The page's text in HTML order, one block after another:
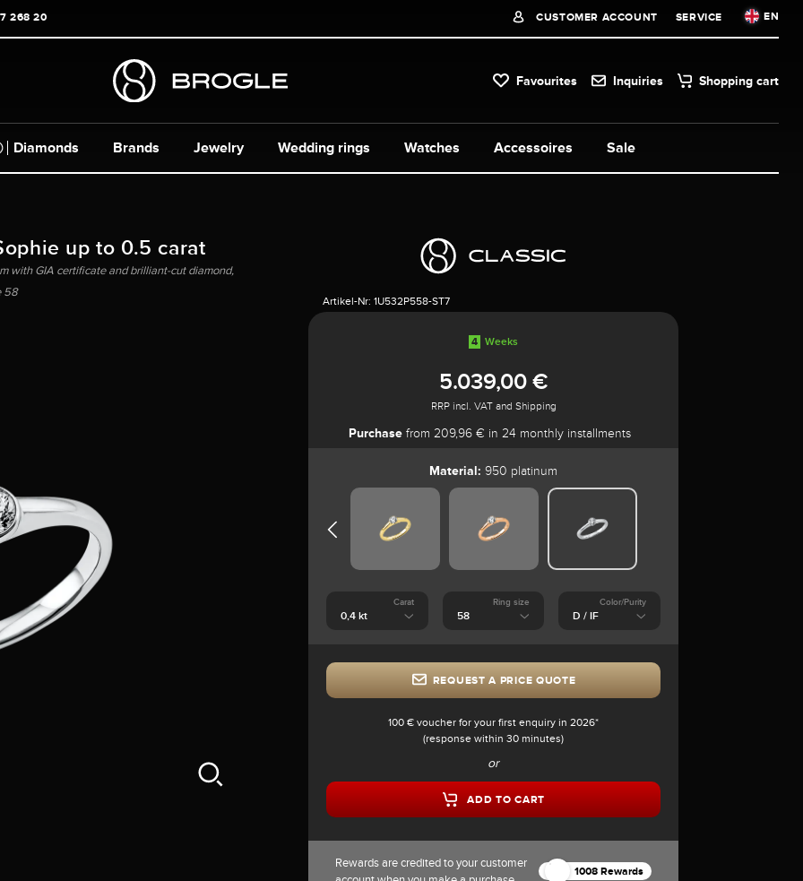
268 20 CUSTOMER ACCOUNT SERVICE EN
Favourites Inquiries Shopping cart
Diamonds Brands Jewelry Watches Accessoires Sale
Wedding rings
up to 0.5 carat
with GIA certificate and brilliant-cut diamond,
58
Artikel-Nr: 1U532P558-ST7
4 Weeks
5.039,00 €
RRP incl. VAT and Shipping
Purchase from 209,96 € in 24 monthly installments
Material: 950 platinum
Carat Ring size Color/Purity
REQUEST A PRICE QUOTE
100 € voucher for your first enquiry in 2026*
(response within 30 minutes)
or
ADD TO CART
Rewards are credited to your customer
1008 Rewards